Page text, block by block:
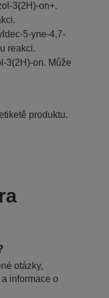
3(2H)-on+.
5-yne-4,7-
reakci.
3(2H)-on. Může
produktu.
otázky,
informace o